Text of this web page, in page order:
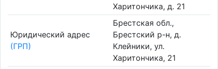
Харитончика, д. 21
Юридический адрес
(ГРП)
Брестская обл.,
Брестский р-н, д.
Клейники, ул.
Харитончика, 21